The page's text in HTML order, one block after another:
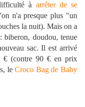
à arrêter de se
n'a presque plus "un
la nuit). Mais on a
biberon, doudou, tenue
sac. Il est arrivé
€ (contre 90 € en prix
leCroco Bag de Baby